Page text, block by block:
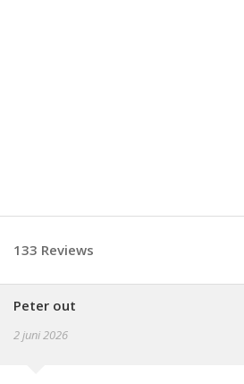
133 Reviews
Peter out
2 juni 2026